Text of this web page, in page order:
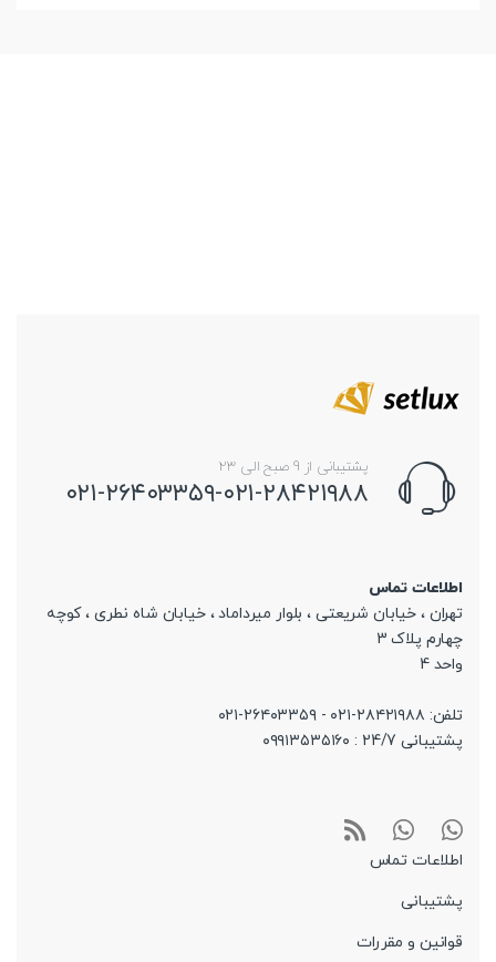
پشتیبانی از 9 صبح الی 23
۰۲۱-۲۶۴۰۳۳۵۹-۰۲۱-۲۸۴۲۱۹۸۸
اطلاعات تماس
تهران ، خیابان شریعتی ، بلوار میرداماد ، خیابان شاه نطری ، کوچه
چهارم پلاک 3
واحد 4
تلفن: ۲۸۴۲۱۹۸۸-۰۲۱ - ۲۶۴۰۳۳۵۹-۰۲۱
پشتیبانی 24/7 : ۰۹۹۱۳۵۳۵۱۶۰
اطلاعات تماس
پشتیبانی
قوانین و مقررات